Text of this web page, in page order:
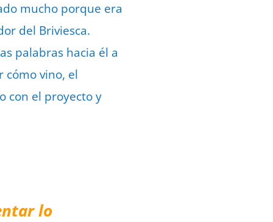
mucho porque era
del Briviesca.
palabras hacia él a
cómo vino, el
con el proyecto y
lo